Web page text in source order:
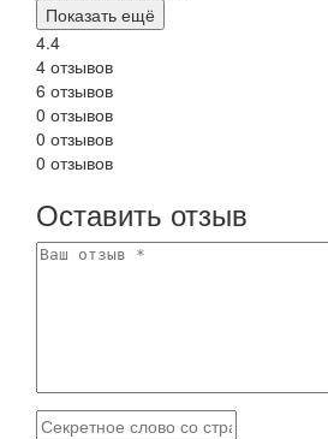
Показать ещё
4.4
4 отзывов
6 отзывов
0 отзывов
0 отзывов
0 отзывов
Оставить отзыв